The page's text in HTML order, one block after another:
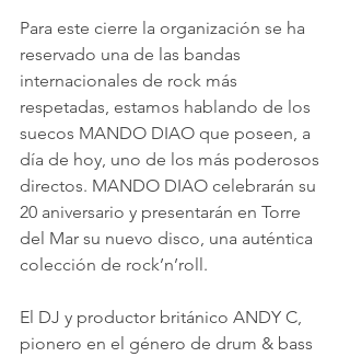
Para este cierre la organización se ha
reservado una de las bandas
internacionales de rock más
respetadas, estamos hablando de los
suecos MANDO DIAO que poseen, a
día de hoy, uno de los más poderosos
directos. MANDO DIAO celebrarán su
20 aniversario y presentarán en Torre
del Mar su nuevo disco, una auténtica
colección de rock’n’roll.
El DJ y productor británico ANDY C,
pionero en el género de drum & bass